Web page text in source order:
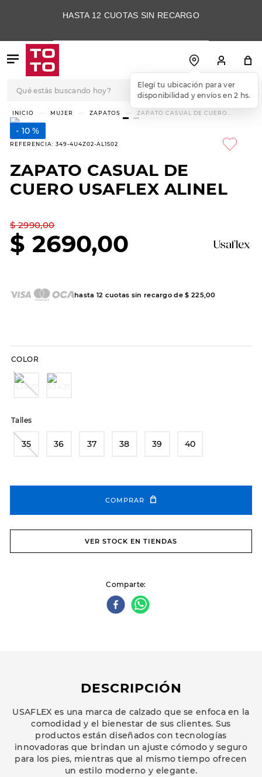
HASTA 12 CUOTAS SIN RECARGO
Elegí tu ubicación para ver
disponibilidad y envíos en 2 hs.
MUJER ZAPATOS
ZAPATO CASUAL DE CUERO
USAFLEX ALINEL
10 %
REFERENCIA: 349-4U4Z02-AL1502
ZAPATO CASUAL DE
CUERO USAFLEX ALINEL
$ 2990,00
$ 2690,00
hasta 12 cuotas sin recargo de$ 225,00
COLOR
Talles
35 36 37 38 39 40
COMPRAR
VER STOCK EN TIENDAS
Comparte
DESCRIPCIÓN
USAFLEX es una marca de calzado que se enfoca en la
comodidad y el bienestar de sus clientes. Sus
productos están diseñados con tecnologías
innovadoras que brindan un ajuste cómodo y seguro
para los pies, mientras que al mismo tiempo ofrecen
un estilo moderno y elegante.
TÉRMINOS MÁS
BUSCADOS
3.
skechers slip-ins